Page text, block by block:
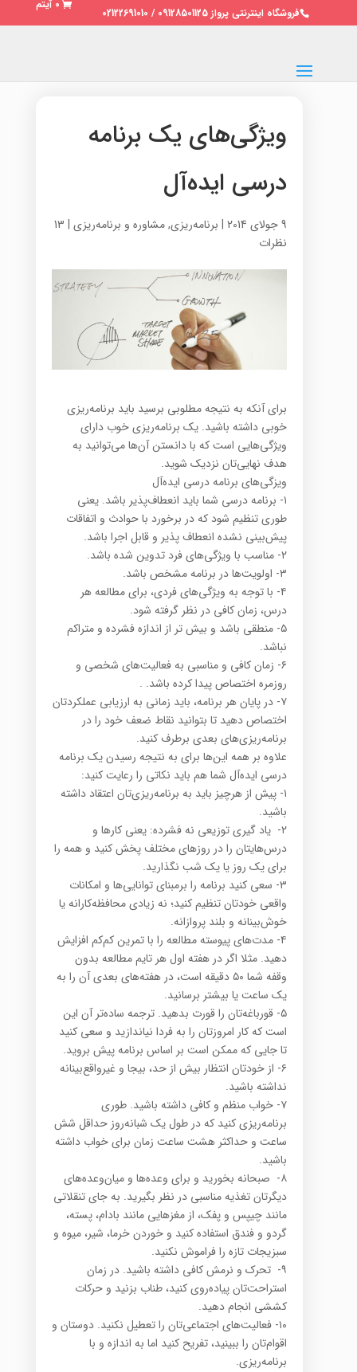
فروشگاه اینترنتی پرواز 09128501125 / 02122691010
0 آیتم
ویژگی‌های یک برنامه
درسی ایده‌آل
9 جولای 2014 | برنامه‌ریزی,مشاوره و برنامه‌ریزی|
13
نظرات
برای آنکه به نتیجه مطلوبی برسید باید برنامه‌ریزی
خوبی داشته باشید. یک برنامه‌ریزی خوب دارای
ویژگی‌هایی است که ‏با ‏دانستن آن‌ها می‌توانید به
هدف نهایی‌تان نزدیک شوید.‏
ویزگی‌های برنامه درسی ایده‌آل
‏۱-‏ برنامه درسی شما باید انعطاف‌پذیر باشد.‏‎ ‎یعنی
طوری تنظیم شود که در برخورد با حوادث و اتفاقات
پیش‌بینی ‏نشده ‏انعطاف پذیر و قابل اجرا باشد‎.‎
‏۴-‏ با توجه به ویژگی‌های فردی، برای مطالعه هر
درس، زمان کافی در نظر گرفته شود.‏
‏۵-‏ منطقی باشد و بیش تر از اندازه فشرده و متراکم
نباشد‎.‎
‏۶-‏ زمان کافی و مناسبی به‎ ‎فعالیت‌های شخصی و
روزمره اختصاص پیدا کرده باشد.‏‎ ‎‏.‏
‏۷- در پایان هر برنامه، باید زمانی به ارزیابی عملکردتان
اختصاص دهید تا بتوانید نقاط ضعف خود را در
برنامه‌ریزی‌های ‏بعدی برطرف کنید.‏
علاوه بر همه این‌ها برای به نتیجه رسیدن یک برنامه
درسی ایده‌آل شما هم باید نکاتی را رعایت کنید:‏
‏۱-‏ پیش از هرچیز باید به برنامه‌ریزی‌تان اعتقاد داشته
باشید.‏
‏۲-‏ ‎ ‎یاد گیری توزیعی نه فشرده: یعنی کارها و
درس‌هایتان را در روزهای مختلف پخش کنید و همه را
برای یک روز ‏یا ‏یک شب نگذارید‎.‎
‏۳-‏ ‎سعی کنید برنامه را برمبنای توانایی‌ها و امکانات
واقعی خودتان تنظیم کنید؛ نه زیادی محافظه‌کارانه یا
‏خوش‌بینانه و بلند پروازانه‎‏.‏
‏۴-‏ مدت‌های پیوسته مطالعه را با تمرین کم‌کم افزایش
دهید. مثلا اگر در هفته اول هر تایم مطالعه بدون
وقفه شما ‏‏۵۰ دقیقه است، در هفته‌های بعدی آن را به
یک ساعت یا بیشتر برسانید.‏
‏۵-‏ قورباغه‌تان را قورت بدهید. ترجمه ساده‌تر آن این
است که کار امروزتان را به فردا نیاندازید و سعی کنید
تا جایی ‏که ممکن است بر اساس برنامه پیش بروید.‏
‏۶-‏ ‎از خودتان انتظار بیش از حد، بیجا و غیرواقع‌بینانه
نداشته باشید‎.‎
‏۷-‏ خواب منظم و کافی داشته باشید. طوری
برنامه‌ریزی کنید که در طول یک شبانه‌روز حداقل شش
ساعت و ‏حداکثر هشت ساعت زمان برای خواب داشته
باشید.‏
‏۸-‏ ‎ ‎صبحانه بخورید و برای وعده‌ها و میان‌وعده‌های
دیگرتان تغذیه مناسبی در نظر بگیرید. به جای تنقلاتی
مانند ‏چیپس و پفک، از مغزهایی مانند بادام، پسته،
گردو و فندق استفاده کنید و خوردن خرما، شیر، میوه و
سبزیجات ‏تازه را فراموش نکنید.‏
‏۹-‏ ‎ ‎تحرک و نرمش کافی داشته باشید. در زمان
استراحت‌تان پیاده‌روی کنید، طناب بزنید و حرکات
کششی انجام ‏دهید.‏
‏۱۰-‏ فعالیت‌های اجتماعی‌تان را تعطیل نکنید. دوستان و
اقوام‌تان را ببینید، تفریح کنید اما به اندازه و با
برنامه‌ریزی.‏